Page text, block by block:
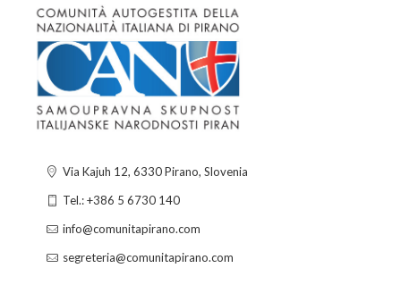
Via Kajuh 12, 6330 Pirano, Slovenia
Tel.: +386 5 6730 140
info@comunitapirano.com
segreteria@comunitapirano.com